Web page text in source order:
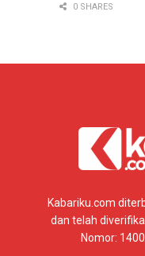
0 SHARES
Kabariku.com
dan telah
Nomor: